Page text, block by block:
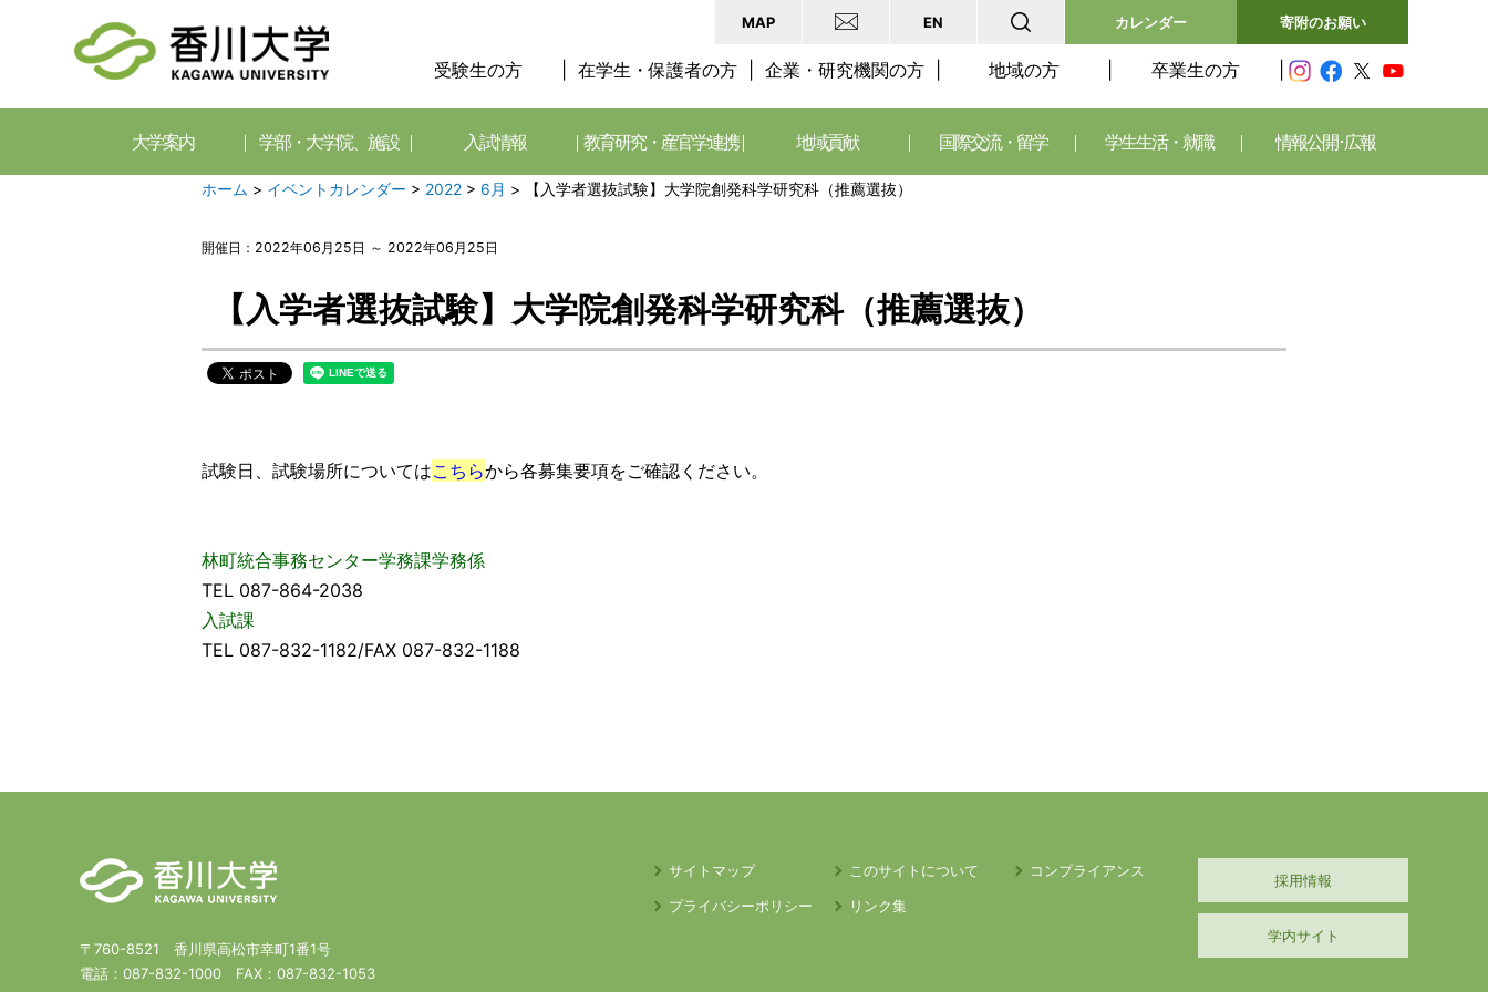
MAP EN カレンダー 寄附のお願い
受験生の方 在学生・保護者の方 企業・研究機関の方 地域の方 卒業生の方
大学案内 学部・大学院、施設 入試情報 教育研究・産官学連携 地域貢献 国際交流・留学 学生生活・就職 情報公開･広報
ホーム > イベントカレンダー > 2022 > 6月 > 【入学者選抜試験】大学院創発科学研究科（推薦選抜）
開催日：2022年06月25日 ～ 2022年06月25日
【入学者選抜試験】大学院創発科学研究科（推薦選抜）
試験日、試験場所についてはこちらから各募集要項をご確認ください。
林町統合事務センター学務課学務係
TEL 087-864-2038
入試課
TEL 087-832-1182/FAX 087-832-1188
〒760-8521 香川県高松市幸町1番1号
電話： 087-832-1000 FAX： 087-832-1053
サイトマップ このサイトについて
コンプライアンス
プライバシーポリシー
リンク集
採用情報
学内サイト